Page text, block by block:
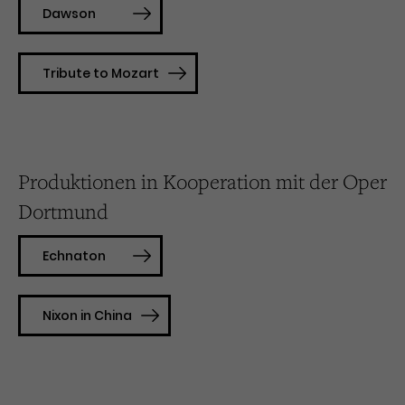
Dawson
Tribute to Mozart
Produktionen in Kooperation mit der Oper
Dortmund
Echnaton
Nixon in China